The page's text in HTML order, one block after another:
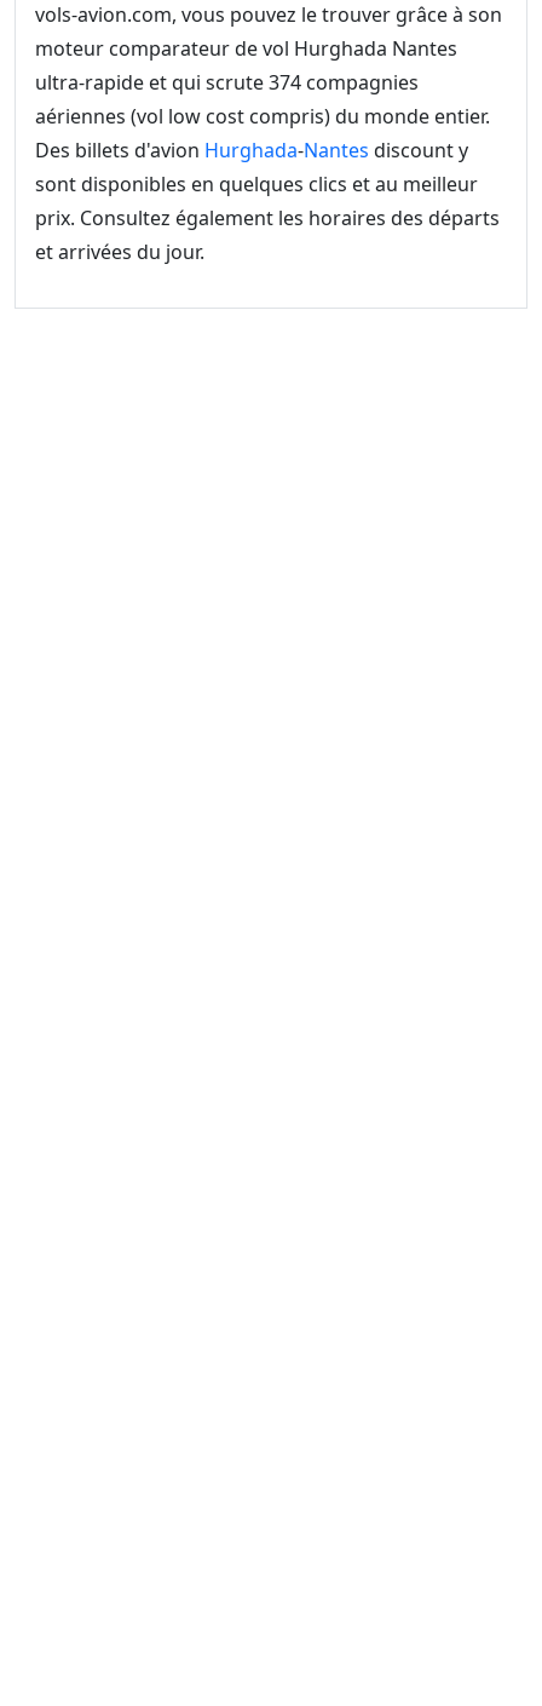
vols-avion.com, vous pouvez le trouver grâce à son
moteur comparateur de vol Hurghada Nantes
ultra-rapide et qui scrute 374 compagnies
aériennes (vol low cost compris) du monde entier.
Des billets d'avion Hurghada-Nantes discount y
sont disponibles en quelques clics et au meilleur
prix. Consultez également les horaires des départs
et arrivées du jour.